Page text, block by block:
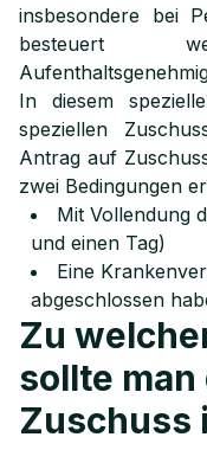
insbesondere bei
besteuert
In diesem
speziellen
Antrag auf
zwei Bedingungen
Mit Vollendung
und einen Tag)
Eine
abgeschlossen
Zu
sollte
Zuschuss